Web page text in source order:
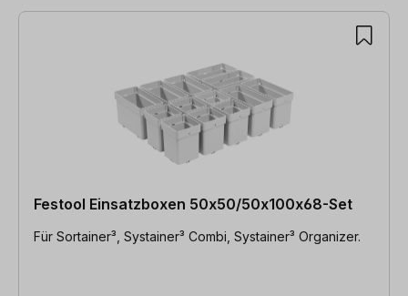
Festool Einsatzboxen 50x50/50x100x68-Set
Für Sortainer³, Systainer³ Combi, Systainer³ Organizer.